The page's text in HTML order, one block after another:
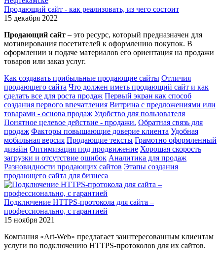
Продающий сайт - как реализовать, из чего состоит
15 декабря 2022
Продающий сайт – это ресурс, который предназначен для
мотивирования посетителей к оформлению покупок. В
оформлении и подаче материалов его ориентация на продажи
товаров или заказ услуг.
Как создавать прибыльные продающие сайты Отличия
продающего сайта Что должен иметь продающий сайт и как
сделать все для роста продаж Первый экран как способ
создания первого впечатления Витрина с предложениями или
товарами - основа продаж Удобство для пользователя
Понятное целевое действие - продажи. Обратная связь для
продаж Факторы повышающие доверие клиента Удобная
мобильная версия Продающие тексты Грамотно оформленный
дизайн Оптимизация под продвижение Хорошая скорость
загрузки и отсутствие ошибок Аналитика для продаж
Разновидности продающих сайтов Этапы создания
продающего сайта для бизнеса
Подключение HTTPS-протокола для сайта –
профессионально, с гарантией
15 ноября 2021
Компания «Art-Web» предлагает заинтересованным клиентам
услуги по подключению HTTPS-протоколов для их сайтов.